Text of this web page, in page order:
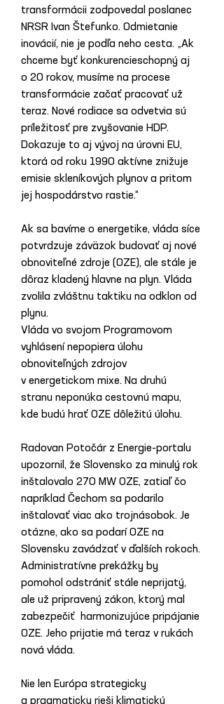
transformácii zodpovedal poslanec
NRSR Ivan Štefunko. Odmietanie
inovácií, nie je podľa neho cesta. „Ak
chceme byť konkurencieschopný aj
o 20 rokov, musíme na procese
transformácie začať pracovať už
teraz. Nové rodiace sa odvetvia sú
príležitosť pre zvyšovanie HDP.
Dokazuje to aj vývoj na úrovni EU,
ktorá od roku 1990 aktívne znižuje
emisie skleníkových plynov a pritom
jej hospodárstvo rastie.“
Ak sa bavíme o energetike, vláda síce
potvrdzuje záväzok budovať aj nové
obnoviteľné zdroje (OZE), ale stále je
dôraz kladený hlavne na plyn. Vláda
zvolila zvláštnu taktiku na odklon od
plynu.
Vláda vo svojom Programovom
vyhlásení nepopiera úlohu
obnoviteľných zdrojov
v energetickom mixe. Na druhú
stranu neponúka cestovnú mapu,
kde budú hrať OZE dôležitú úlohu.
Radovan Potočár z Energie-portalu
upozornil, že Slovensko za minulý rok
inštalovalo 270 MW OZE, zatiaľ čo
napríklad Čechom sa podarilo
inštalovať viac ako trojnásobok. Je
otázne, ako sa podarí OZE na
Slovensku zavádzať v ďalších rokoch.
Administratívne prekážky by
pomohol odstrániť stále neprijatý,
ale už pripravený zákon, ktorý mal
zabezpečiť  harmonizujúce pripájanie
OZE. Jeho prijatie má teraz v rukách
nová vláda.
Nie len Európa strategicky
a pragmaticky rieši klimatickú